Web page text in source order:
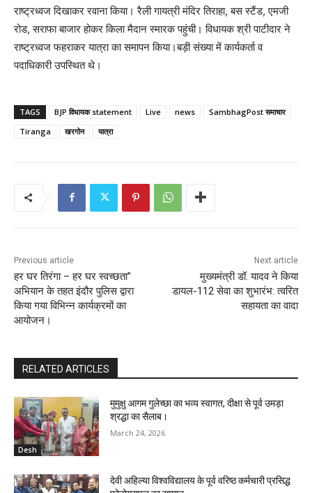
राष्ट्रध्वज दिखाकर रवाना किया। रैली गायत्री मंदिर तिराहा, बस स्टैंड, एमजी
रोड, सराफा बाजार होकर किला मैदान स्मारक पहुंची। विधायक श्री पाटीदार ने
राष्ट्रध्वज फहराकर यात्रा का समापन किया।बड़ी संख्या में कार्यकर्ता व
पदाधिकारी उपस्थित थे।
TAGS BJP विधायक statement Live news
SambhagPost समाचार
Tiranga
खरगोन यात्रा
Previous article
हर घर तिरंगा – हर घर स्वच्छता”
अभियान के तहत इंदौर पुलिस द्वारा
किया गया विभिन्न कार्यक्रमों का
आयोजन।
Next article
मुख्यमंत्री डॉ. यादव ने किया
डायल-112 सेवा का शुभारंभ: त्वरित
सहायता का वादा
RELATED ARTICLES
Desh
मुमुक्षु आगम गुलेच्छा का भव्य स्वागत, दीक्षा से पूर्व उमड़ा
श्रद्धा का सैलाब।
March 24, 2026
देवी अहिल्या विश्वविद्यालय के पूर्व वरिष्ठ कर्मचारी प्रसिद्ध